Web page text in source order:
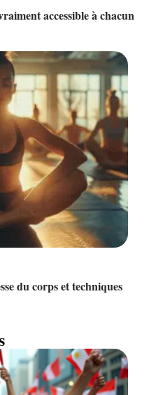
accessible à chacun
du corps et techniques